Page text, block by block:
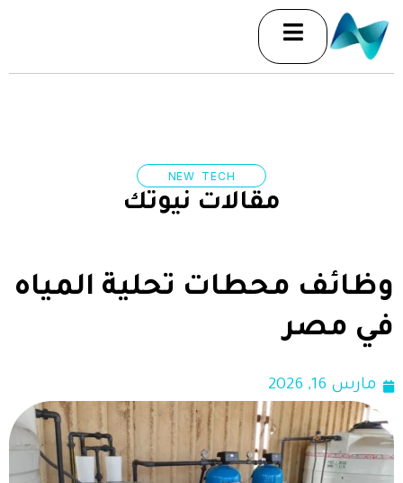
إلى
المحتوى
NEW TECH
مقالات نيوتك
وظائف محطات تحلية المياه
في مصر
مارس 16, 2026